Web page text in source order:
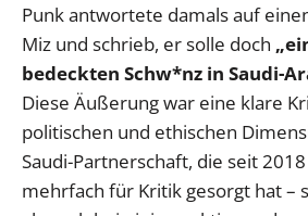
Punk antwortete damals auf
Miz und schrieb, er solle doch
bedeckten Schw*nz in Saudi-
Diese Äußerung war eine klare
politischen und ethischen
Saudi-Partnerschaft, die seit
mehrfach für Kritik gesorgt hat –